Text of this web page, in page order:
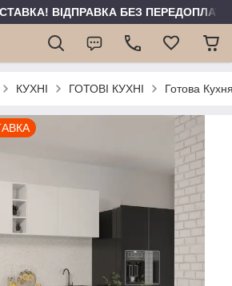
ВІДПРАВКА БЕЗ ПЕРЕДОПЛАТИ
КУХНІ ГОТОВІ КУХНІ Готова